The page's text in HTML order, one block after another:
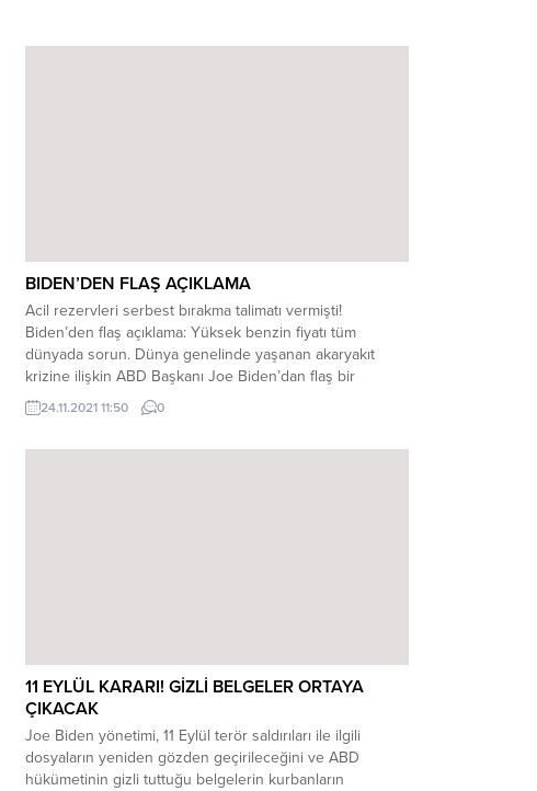
BIDEN’DEN FLAŞ AÇIKLAMA
Acil rezervleri serbest bırakma talimatı vermişti!
Biden’den flaş açıklama: Yüksek benzin fiyatı tüm
dünyada sorun. Dünya genelinde yaşanan akaryakıt
krizine ilişkin ABD Başkanı Joe Biden’dan flaş bir
açıklama geldi. Sorunun küresel olduğunu vurgulayan
Biden, “Benzin fiyatı son zamanlarda Avrupa ve Asya’da
24.11.2021 11:50 0
11 EYLÜL KARARI! GİZLİ BELGELER ORTAYA
ÇIKACAK
Joe Biden yönetimi, 11 Eylül terör saldırıları ile ilgili
dosyaların yeniden gözden geçirileceğini ve ABD
hükümetinin gizli tuttuğu belgelerin kurbanların